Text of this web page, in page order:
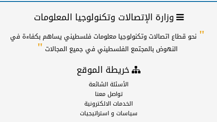
وزارة الإتصالات وتكنولوجيا المعلومات
" نحو قطاع اتصالات وتكنولوجيا معلومات فلسطيني يساهم بكفاءة في
النهوض بالمجتمع الفلسطيني في جميع المجالات"
خريطة الموقع
الأسئلة الشائعة
تواصل معنا
الخدمات الالكترونية
سياسات و استراتيجيات